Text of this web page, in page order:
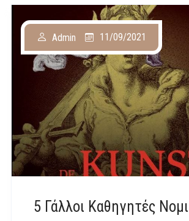
5 Γάλλοι Καθηγητές
Admin 11/09/2021